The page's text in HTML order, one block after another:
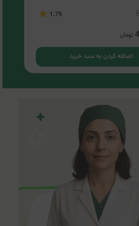
1.75
تومان
اضافه کردن به سبد خرید